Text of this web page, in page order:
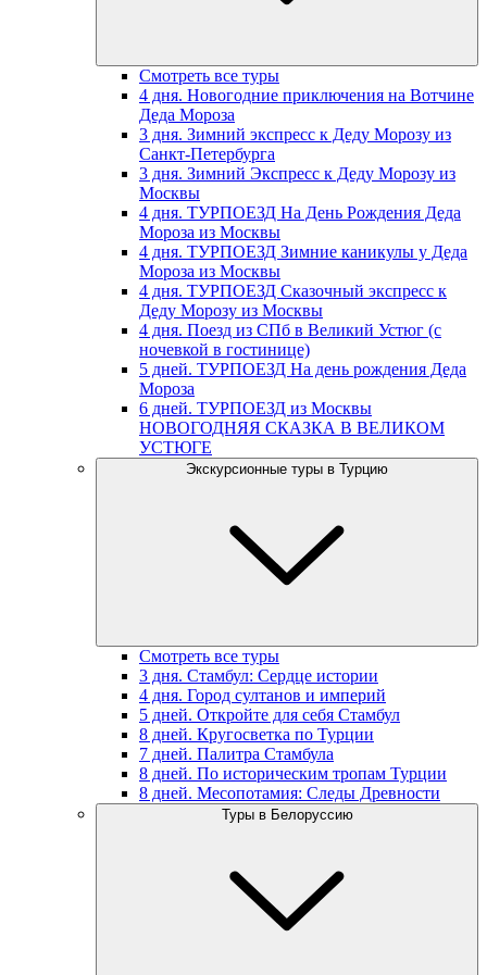
Смотреть все туры
4 дня. Новогодние приключения на Вотчине
Деда Мороза
3 дня. Зимний экспресс к Деду Морозу из
Санкт-Петербурга
3 дня. Зимний Экспресс к Деду Морозу из
Москвы
4 дня. ТУРПОЕЗД На День Рождения Деда
Мороза из Москвы
4 дня. ТУРПОЕЗД Зимние каникулы у Деда
Мороза из Москвы
4 дня. ТУРПОЕЗД Сказочный экспресс к
Деду Морозу из Москвы
4 дня. Поезд из СПб в Великий Устюг (с
ночевкой в гостинице)
5 дней. ТУРПОЕЗД На день рождения Деда
Мороза
6 дней. ТУРПОЕЗД из Москвы
НОВОГОДНЯЯ СКАЗКА В ВЕЛИКОМ
УСТЮГЕ
Экскурсионные туры в Турцию
Смотреть все туры
3 дня. Стамбул: Сердце истории
4 дня. Город султанов и империй
5 дней. Откройте для себя Стамбул
8 дней. Кругосветка по Турции
7 дней. Палитра Стамбула
8 дней. По историческим тропам Турции
8 дней. Месопотамия: Следы Древности
Туры в Белоруссию